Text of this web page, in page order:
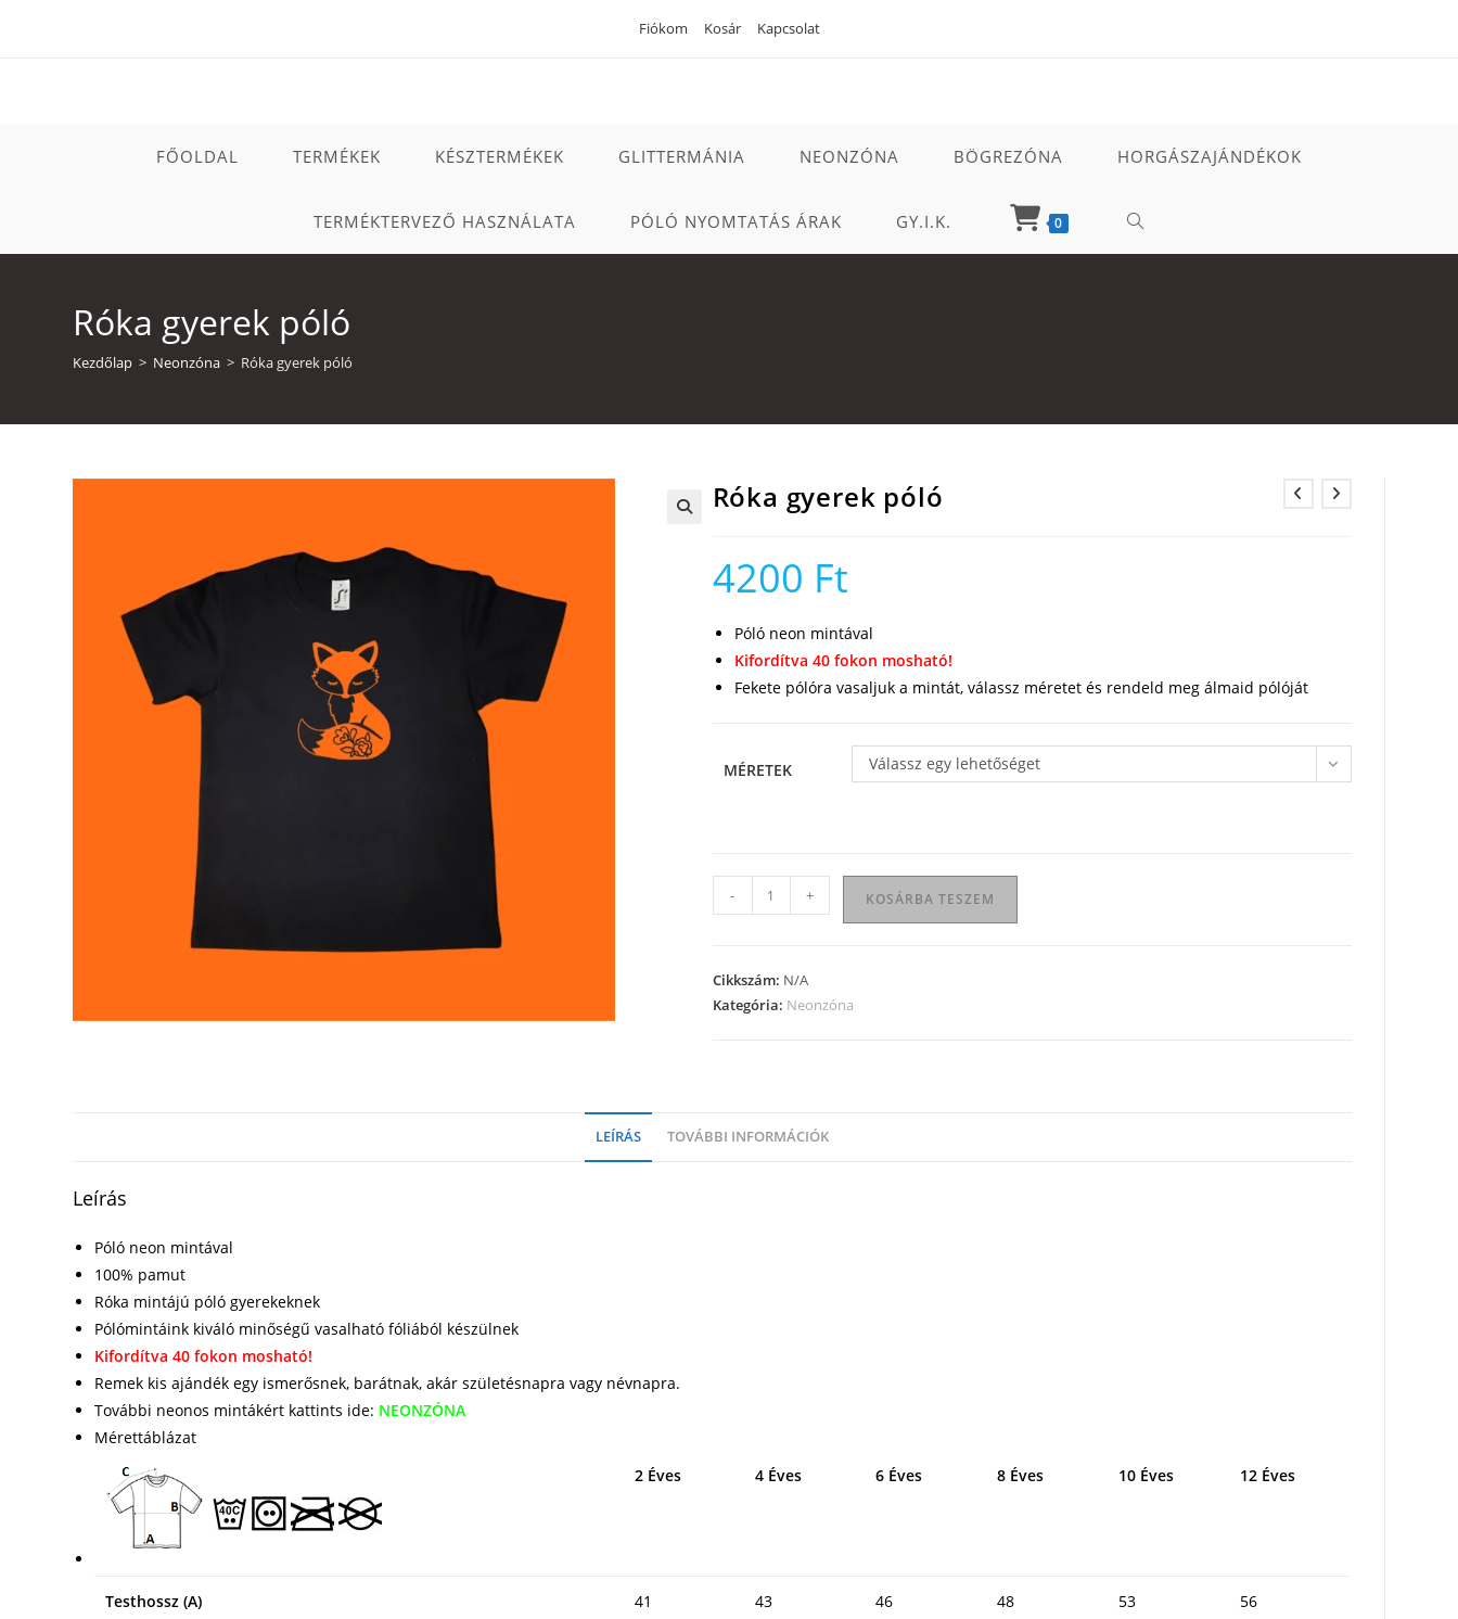
Fiókom Kosár Kapcsolat
FŐOLDAL TERMÉKEK KÉSZTERMÉKEK GLITTERMÁNIA NEONZÓNA BÖGREZÓNA HORGÁSZAJÁNDÉKOK
TERMÉKTERVEZŐ HASZNÁLATA PÓLÓ NYOMTATÁS ÁRAK GY.I.K. 0 TOGGLE
Róka gyerek póló
Kezdőlap > Neonzóna > Róka gyerek póló
Róka gyerek póló
4200 Ft
Póló neon mintával
Kifordítva 40 fokon mosható!
Fekete pólóra vasaljuk a mintát, válassz méretet és rendeld meg álmaid pólóját
MÉRETEK Válassz egy lehetőséget
gyerek
mennyiség
- + KOSÁRBA TESZEM
Cikkszám: N/A
Kategória: Neonzóna
LEÍRÁS TOVÁBBI INFORMÁCIÓK
Leírás
Póló neon mintával
100% pamut
Róka mintájú póló gyerekeknek
Pólómintáink kiváló minőségű vasalható fóliából készülnek
Kifordítva 40 fokon mosható!
Remek kis ajándék egy ismerősnek, barátnak, akár születésnapra vagy névnapra.
További neonos mintákért kattints ide: NEONZÓNA
Mérettáblázat
2 Éves
4 Éves 6 Éves 8 Éves 10 Éves 12 Éves
Testhossz (A) 41 43 46 48 53 56